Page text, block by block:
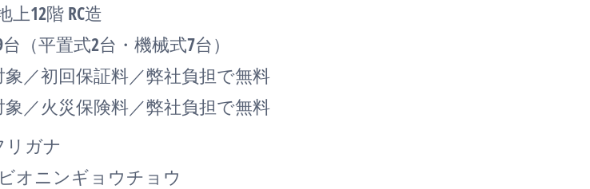
12階 RC造
（平置式2台・機械式7台）
／初回保証料／弊社負担で無料
／火災保険料／弊社負担で無料
リガナ
オニンギョウチョウ